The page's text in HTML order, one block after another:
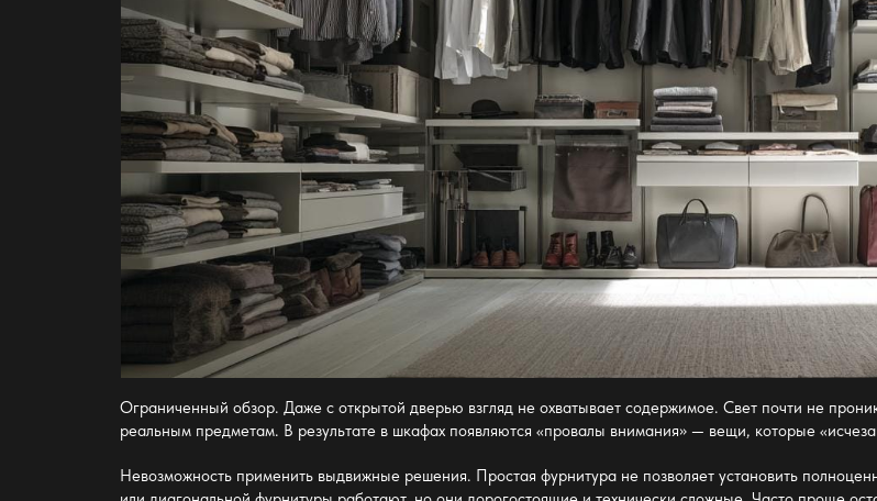
Ограниченный обзор. Даже с открытой дверью взгляд не охватывает содержимое. Свет почти не
реальным предметам. В результате в шкафах появляются «провалы внимания» — вещи, которые
Невозможность применить выдвижные решения. Простая фурнитура не позволяет установить